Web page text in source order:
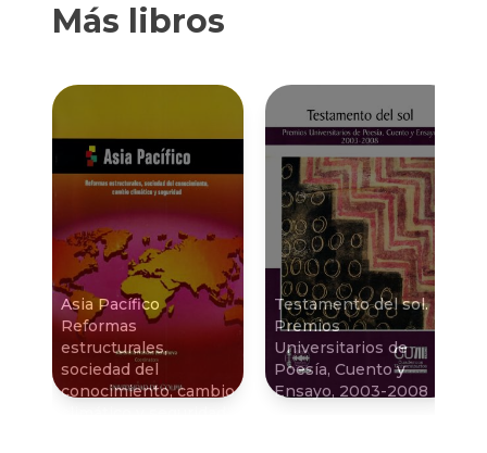
Más libros
Asia Pací­fico
Reformas
estructurales,
sociedad del
conocimiento, cambio
Testamento del sol.
Premios
Universitarios de
Poesí­a, Cuento y
Ensayo, 2003-2008